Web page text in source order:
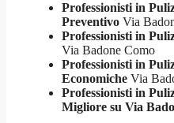
Professionisti in
Preventivo Via
Professionisti in
Via Badone Como
Professionisti in
Economiche Via
Professionisti in
Migliore su Via